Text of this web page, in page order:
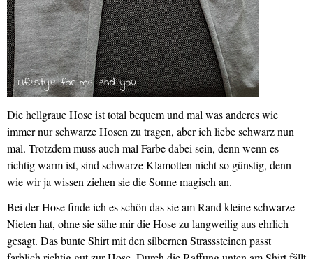
Die hellgraue Hose ist total bequem und mal was anderes wie
immer nur schwarze Hosen zu tragen, aber ich liebe schwarz nun
mal. Trotzdem muss auch mal Farbe dabei sein, denn wenn es
richtig warm ist, sind schwarze Klamotten nicht so günstig, denn
wie wir ja wissen ziehen sie die Sonne magisch an.
Bei der Hose finde ich es schön das sie am Rand kleine schwarze
Nieten hat, ohne sie sähe mir die Hose zu langweilig aus ehrlich
gesagt. Das bunte Shirt mit den silbernen Strasssteinen passt